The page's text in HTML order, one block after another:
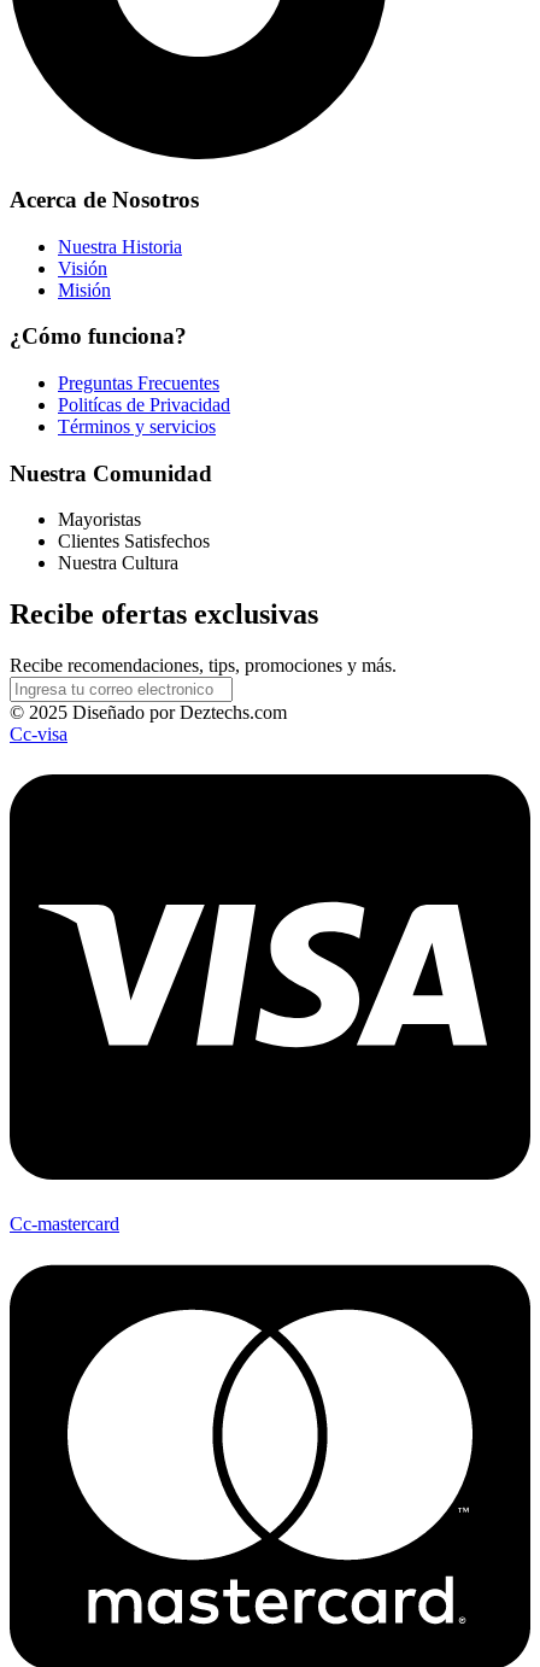
Acerca de Nosotros
Nuestra Historia
Visión
Misión
¿Cómo funciona?
Preguntas Frecuentes
Politícas de Privacidad
Términos y servicios
Nuestra Comunidad
Mayoristas
Clientes Satisfechos
Nuestra Cultura
Recibe ofertas exclusivas
Recibe recomendaciones, tips, promociones y más.
© 2025 Diseñado por Deztechs.com
Cc-visa
Cc-mastercard